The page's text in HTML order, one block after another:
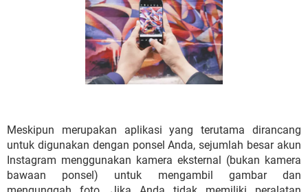
Meskipun merupakan aplikasi yang terutama dirancang
untuk digunakan dengan ponsel Anda, sejumlah besar akun
Instagram menggunakan kamera eksternal (bukan kamera
bawaan ponsel) untuk mengambil gambar dan